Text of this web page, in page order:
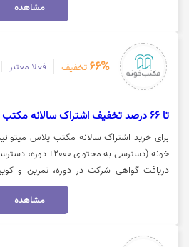
مشاهده
66% تخفیف فعلا معتبر
تا 66 درصد تخفیف اشتراک سالانه مکتب خونه
دریافت گواهی شرکت در دوره، تمرین و
استفاده از تخفیف روی گزینه "خرید کنید" کلیک
مشاهده